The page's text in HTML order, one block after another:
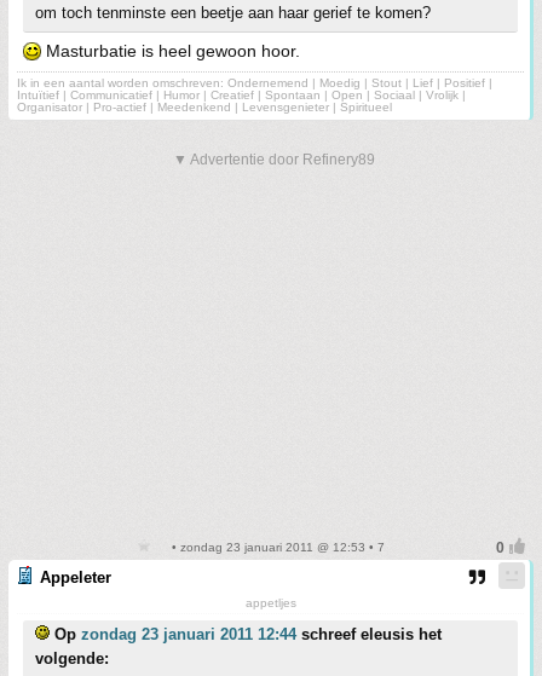
om toch tenminste een beetje aan haar gerief te komen?
Masturbatie is heel gewoon hoor.
Ik in een aantal worden omschreven: Ondernemend | Moedig | Stout | Lief | Positief |
Intuïtief | Communicatief | Humor | Creatief | Spontaan | Open | Sociaal | Vrolijk |
Organisator | Pro-actief | Meedenkend | Levensgenieter | Spiritueel
▼ Advertentie door Refinery89
• zondag 23 januari 2011 @ 12:53 • 7
Appeleter
appetljes
Op zondag 23 januari 2011 12:44schreef eleusis het
volgende: